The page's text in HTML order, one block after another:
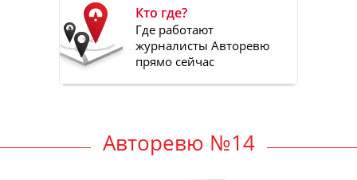
Кто где?
Где работают
журналисты Авторевю
прямо сейчас
Авторевю №14